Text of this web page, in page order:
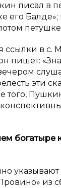
писал в
его
в с.
пишет:
эти
того,
богатыре
из